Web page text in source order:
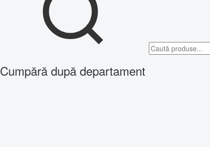
Cumpără după departament